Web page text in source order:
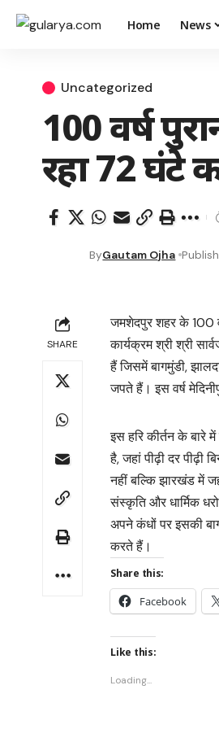
Home News
Uncategorized
100 वर्ष
रहा 72 घंटे
ByGautam Ojha
SHARE
जमशेदपुर शहर के 100
कार्यक्रम श्री श्री
हैं जिसमें बागमुंडी,
जपते हैं। इस वर्ष
इस हरि कीर्तन के बारे
है, जहां पीढ़ी दर पीढ़ी
नहीं बल्कि झारखंड में
संस्कृति और धार्मिक
अपने कंधों पर इसकी
करते हैं।
Share this:
Facebook
Like this:
Loading...